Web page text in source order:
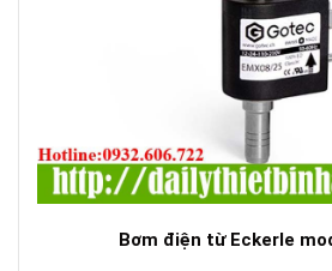
Bơm điện từ Eckerle